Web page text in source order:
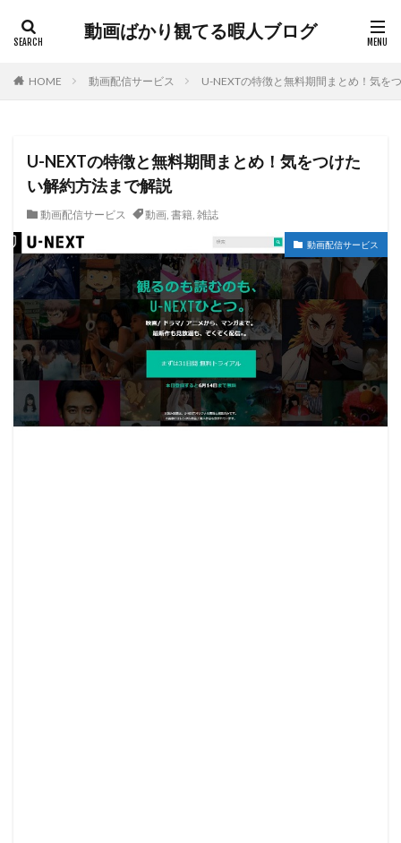
動画ばかり観てる暇人ブログ
HOME 動画配信サービス U-NEXTの特徴と無料期間まとめ！気を
U-NEXTの特徴と無料期間まとめ！気をつけた
い解約方法まで解説
動画配信サービス 動画, 書籍, 雑誌
動画配信サービス